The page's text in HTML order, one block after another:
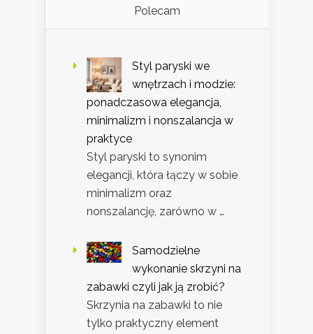
Polecam
Styl paryski we
wnętrzach i modzie:
ponadczasowa elegancja,
minimalizm i nonszalancja w
praktyce
Styl paryski to synonim
elegancji, która łączy w sobie
minimalizm oraz
nonszalancję, zarówno w …
Samodzielne
wykonanie skrzyni na
zabawki czyli jak ją zrobić?
Skrzynia na zabawki to nie
tylko praktyczny element